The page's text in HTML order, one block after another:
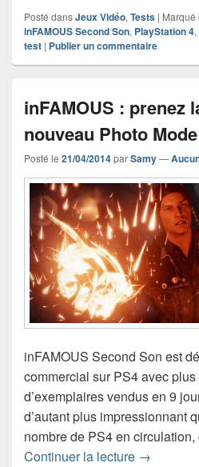
Posté dansJeux Vidéo, Tests | Marqué
inFAMOUS Second Son, PlayStation 4,
test | Publier un commentaire
inFAMOUS : prenez
nouveau Photo Mode
Posté le 21/04/2014parSamy—
inFAMOUS Second Son est
commercial sur PS4 avec plus
d’exemplaires vendus en 9
d’autant plus impressionnant
nombre de PS4 en
Continuer la lecture →